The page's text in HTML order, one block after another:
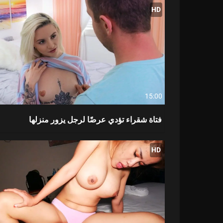
HD
15:00
فتاة شقراء تؤدي عرضًا لرجل يزور منزلها
HD